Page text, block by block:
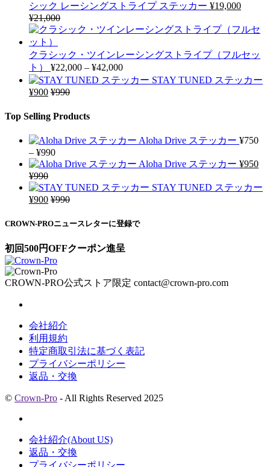
シック レーシングストライプ ステッカー ¥19,000
¥21,000
クラシック・ツインレーシングストライプ（フルセッ
ト）
¥22,000 – ¥42,000Price
range:
STAY TUNED ステッカー
¥900 ¥990
Top Selling Products
Aloha Drive ステッカー ¥750
– ¥990Price
range:
through
¥990
Aloha Drive ステッカー ¥950
¥990
STAY TUNED ステッカー
¥900 ¥990
CROWN-PROニュースレターに登録で
初回500円OFFクーポン進呈
CROWN-PRO公式ストア限定 contact@crown-pro.com
会社紹介
利用規約
特定商取引法に基づく表記
プライバシーポリシー
返品・交換
© Crown-Pro - All Rights Reserved 2025
会社紹介(About US)
返品・交換